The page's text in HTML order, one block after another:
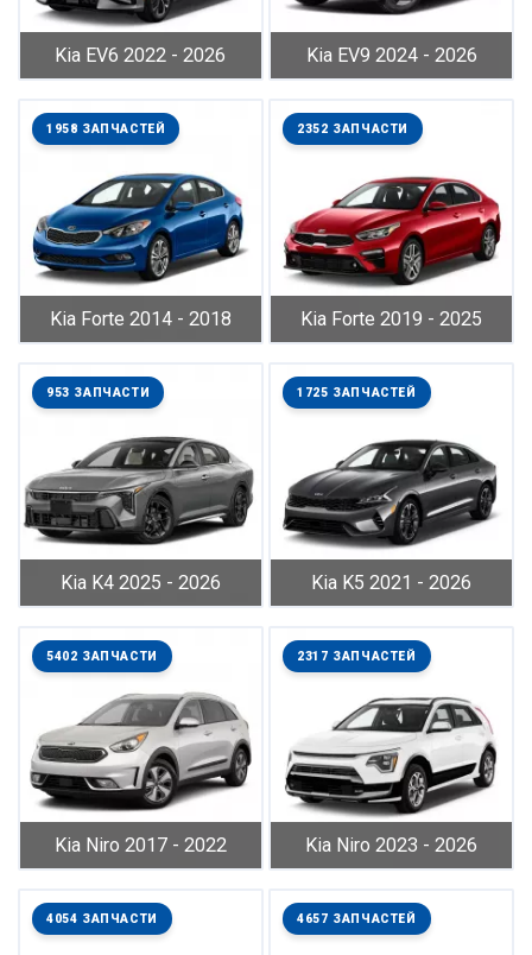
Kia EV6 2022 - 2026 Kia EV9 2024 - 2026
Kia Forte 2014 - 2018
1958 ЗАПЧАСТЕЙ
Kia Forte 2019 - 2025
2352 ЗАПЧАСТИ
Kia K4 2025 - 2026
953 ЗАПЧАСТИ
Kia K5 2021 - 2026
1725 ЗАПЧАСТЕЙ
Kia Niro 2017 - 2022
5402 ЗАПЧАСТИ
Kia Niro 2023 - 2026
2317 ЗАПЧАСТЕЙ
4054 ЗАПЧАСТИ 4657 ЗАПЧАСТЕЙ